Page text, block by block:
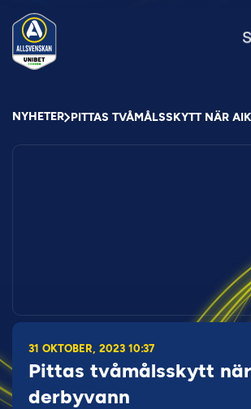
NYHETER PITTAS TVÅMÅLSSKYTT NÄR
31 OKTOBER, 2023 10:37
Pittas tvåmålsskytt
derbyvann